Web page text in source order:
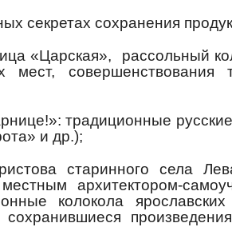
секретах сохранения
«Царская», рассольный
совершенствования
традиционные
и др.);
старинного села
архитектором-
колокола ярославских